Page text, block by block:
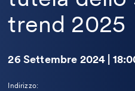
trend 2025
26 Settembre 2024 |
Indirizzo: